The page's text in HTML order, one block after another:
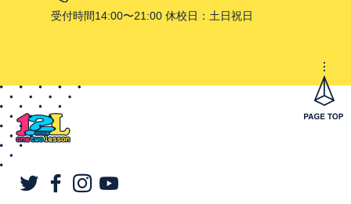
受付時間14:00〜21:00 休校日：土日祝日